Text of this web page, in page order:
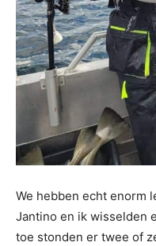
We hebben echt enorm
Jantino en ik wisselden
toe stonden er twee of